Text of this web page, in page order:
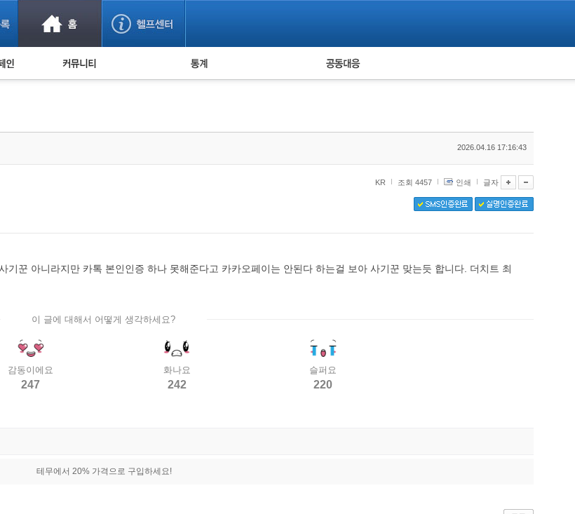
사기 예방했어요! 누적 피해사례 통계 피해자 공동대응
2026.04.16 17:16:43
KR 조회 4457 인쇄 글자
꾼 아니라지만 카톡 본인인증 하나 못해준다고 카카오페이는 안된다 하는걸 보아 사기꾼 맞는듯 합니다. 더치트 최
이 글에 대해서 어떻게 생각하세요?
감동이에요
247
화나요
242
슬퍼요
220
테무에서 20% 가격으로 구입하세요!